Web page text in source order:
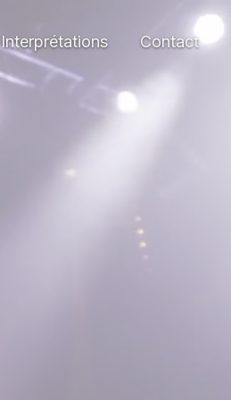
Interprétations Contact